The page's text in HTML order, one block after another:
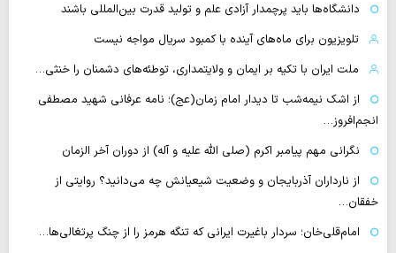
دانشگاه‌ها باید پرچمدار آزادی علم و تولید قدرت بین‌المللی باشند
تلویزیون برای ماه‌های آینده با کمبود سریال مواجه نیست
ملت ایران با تکیه بر ایمان و ولایتمداری، توطئه‌های دشمنان را خنثی…
از اشک نیمه‌شب تا دیدار امام زمان(عج)؛ نامه عرفانی شهید مصطفی
انجم‌افروز…
نگرانی مهم پیامبر اکرم (صلی الله علیه و آله) از دوران آخر الزمان
از نارداران آذربایجان و وضعیت شیعیانش چه می‌دانید؟ روایتی از
خفقان…
امام‌قلی‌خان؛ سردار باغیرت ایرانی که تنگه هرمز را از چنگ پرتغالی‌ها…